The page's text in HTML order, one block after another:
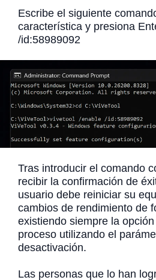
Escribe el siguiente
característica y presiona
/id:58989092
Tras introducir el comando
recibir la confirmación de
usuario debe reiniciar su
cambios de rendimiento de
existiendo siempre la
proceso utilizando el
desactivación.
Las personas que lo han